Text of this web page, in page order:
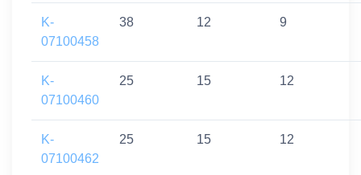
K-
07100458
38 12 9
K-
07100460
25 15 12
K-
07100462
25 15 12